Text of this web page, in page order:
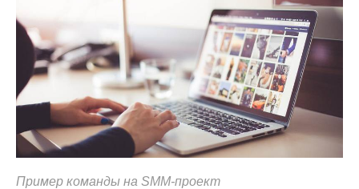
Пример команды на SMM-проект